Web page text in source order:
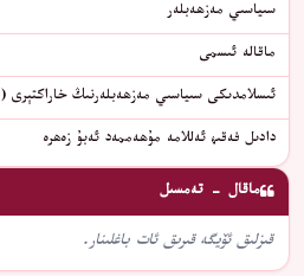
سىياسىي مەزھەبلەر
ماقالە ئىسمى
ئىسلامدىكى سىياسىي مەزھەبلەرنىڭ خاراكتېرى (1) شىئ…
دادىل فەقىھ ئەللامە مۇھەممەد ئەبۇ زەھرە
ماقال - تەمسىل
قىزلىق ئۆيگە قىرىق ئات باغلىنار.